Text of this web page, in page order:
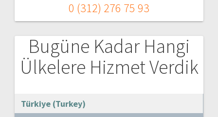
0 (312) 276 75 93
Bugüne Kadar Hangi
Ülkelere Hizmet Verdik
Türkiye (Turkey)